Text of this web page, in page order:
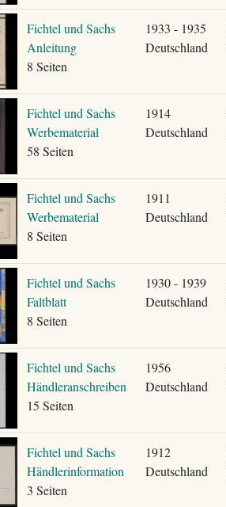
Fichtel und Sachs
Anleitung
8 Seiten
1933 - 1935
Deutschland
Fichtel und Sachs
Werbematerial
58 Seiten
1914
Deutschland
Fichtel und Sachs
Werbematerial
8 Seiten
1911
Deutschland
Fichtel und Sachs
Faltblatt
8 Seiten
1930 - 1939
Deutschland
Fichtel und Sachs
Händleranschreiben
15 Seiten
1956
Deutschland
Fichtel und Sachs
Händlerinformation
3 Seiten
1912
Deutschland